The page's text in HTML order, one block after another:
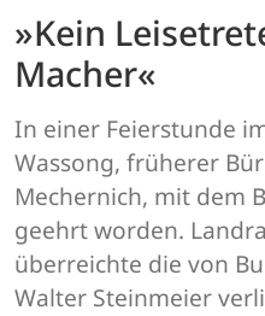
»Kein
Macher«
In einer Feierstunde
Wassong, früherer
Mechernich, mit dem
geehrt worden.
überreichte die von
Walter Steinmeier